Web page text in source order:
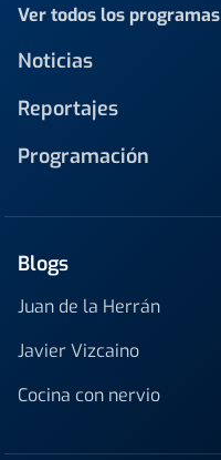
Ver todos los programas
Noticias
Reportajes
Programación
Blogs
Juan de la Herrán
Javier Vizcaino
Cocina con nervio